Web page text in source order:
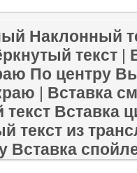
Наклонный
текст |
По центру
| Вставка
Вставка
текст из
Вставка